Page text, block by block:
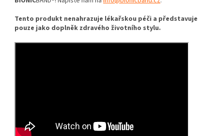
Tento produkt nenahrazuje lékařskou péči a představuje
pouze jako doplněk zdravého životního stylu.